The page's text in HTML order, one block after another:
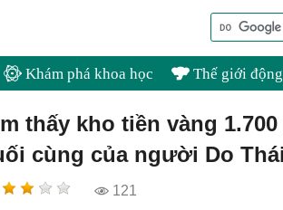
Khám phá khoa học Thế giới
thấy kho tiền vàng
cùng của người Do
121